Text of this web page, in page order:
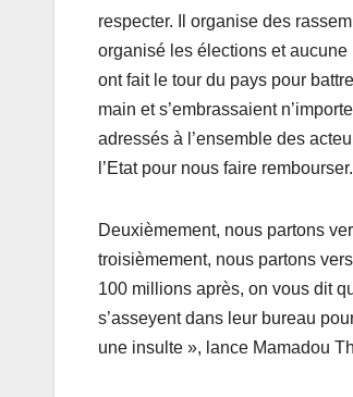
respecter. Il organise des
organisé les élections et
ont fait le tour du pays pour
main et s’embrassaient
adressés à l’ensemble des
l’Etat pour nous faire
Deuxièmement, nous partons
troisièmement, nous partons
100 millions après, on vous dit
s’asseyent dans leur bureau
une insulte », lance Mamadou